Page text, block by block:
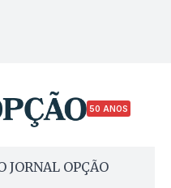
50 ANOS
JORNAL OPÇÃO